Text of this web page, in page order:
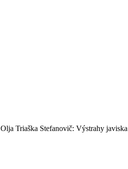
Olja Triaška Stefanovič: Výstrahy javiska